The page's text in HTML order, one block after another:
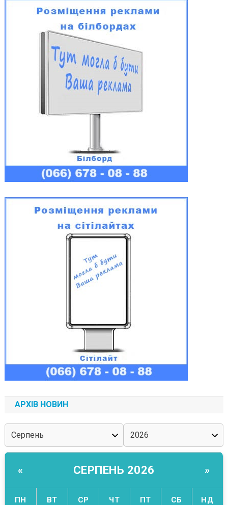
АРХІВ НОВИН
« СЕРПЕНЬ 2026 »
ПН ВТ СР ЧТ ПТ СБ НД